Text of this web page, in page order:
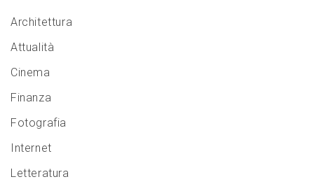
Architettura
Attualità
Cinema
Finanza
Fotografia
Internet
Letteratura